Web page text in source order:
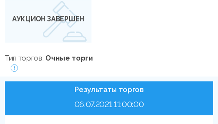
АУКЦИОН ЗАВЕРШЕН
Тип торгов: Очные торги
Результаты торгов
06.07.2021 11:00:00